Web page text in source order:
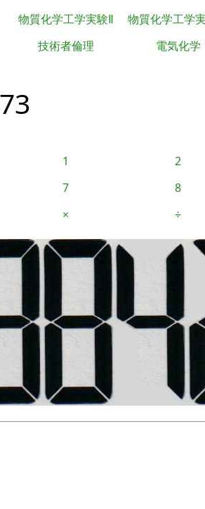
物質化学工学実験Ⅱ
物質化学工学
技術者倫理 電気化学
1
2
7
8
× ÷